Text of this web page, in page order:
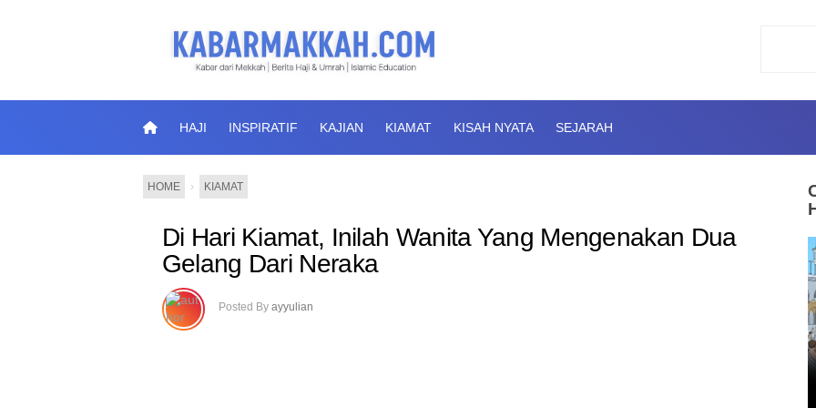
HAJI INSPIRATIF KAJIAN KIAMAT KISAH NYATA SEJARAH
HOME › KIAMAT
Di Hari Kiamat, Inilah Wanita Yang Mengenakan Dua
Gelang Dari Neraka
Posted By ayyulian